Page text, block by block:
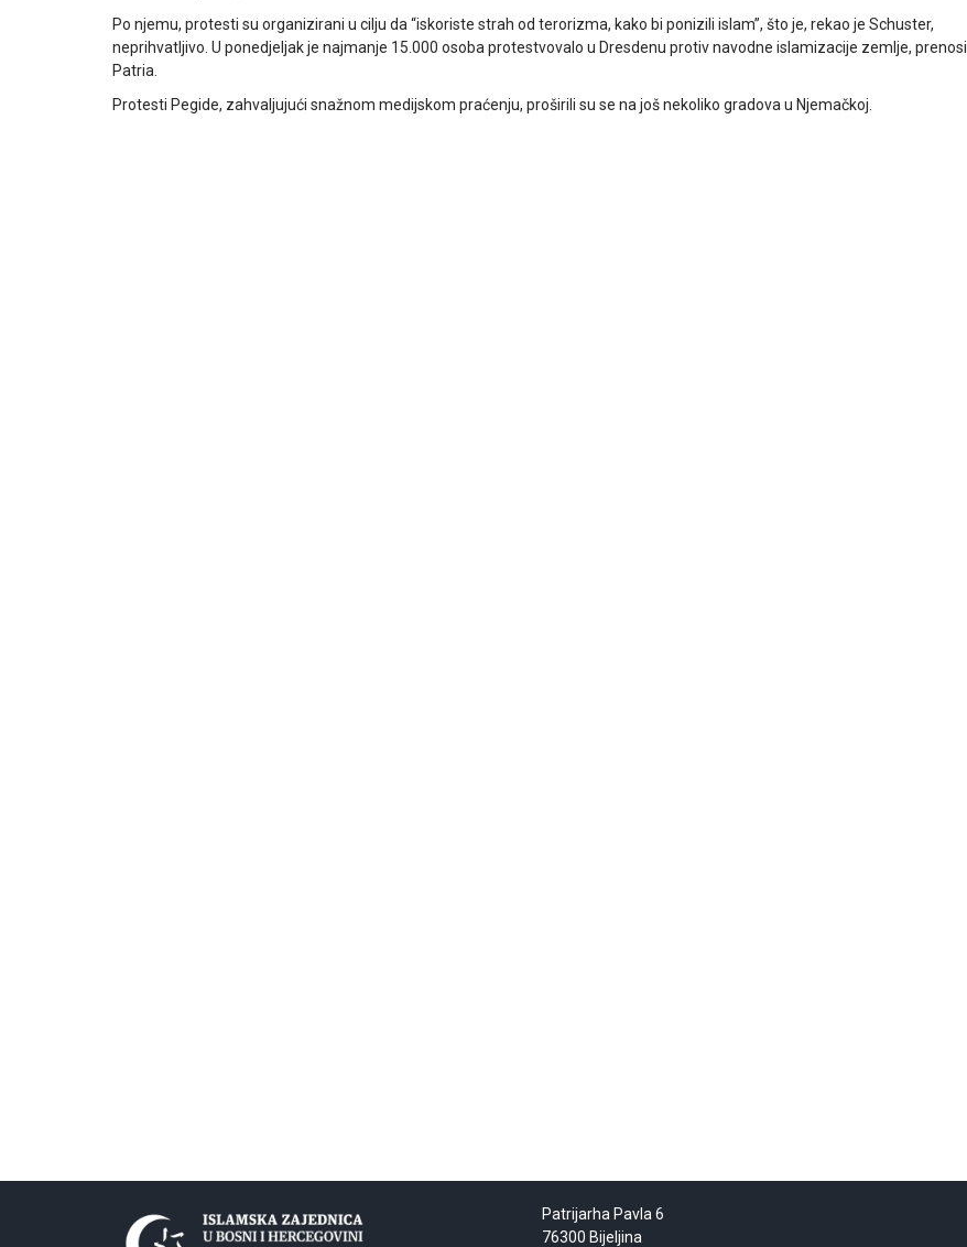
Po njemu, protesti su organizirani u cilju da “iskoriste strah od terorizma, kako bi ponizili islam”, što je, rekao je Schuster,
neprihvatljivo. U ponedjeljak je najmanje 15.000 osoba protestvovalo u Dresdenu protiv navodne islamizacije zemlje, prenosi
Patria.
Protesti Pegide, zahvaljujući snažnom medijskom praćenju, proširili su se na još nekoliko gradova u Njemačkoj.
Patrijarha Pavla 6
76300 Bijeljina